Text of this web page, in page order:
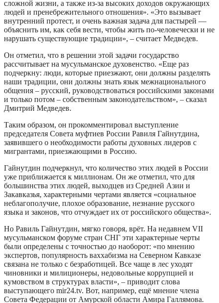
сложной жизни, а также из-за высоких доходов окружающих
людей и пренебрежительного отношения». «Это вызывает
внутренний протест, и очень важная задача для пастырей —
объяснить им, как себя вести, чтобы жить по-человечески и не
нарушать существующие традиции», – считает Медведев.
Он отметил, что в решении этой задачи государство
рассчитывает на мусульманское духовенство. «Еще раз
подчеркну: люди, которые приезжают, они должны разделять
наши традиции, они должны знать язык межнационального
общения – русский, руководствоваться российскими законами
и только потом – собственным законодательством», – сказал
Дмитрий Медведев.
Таким образом, он прокомментировал выступление
председателя Совета муфтиев России Равиля Гайнутдина,
заявившего о необходимости работы духовных лидеров с
мигрантами, приезжающими в Россию.
Гайнутдин подчеркнул, что количество этих людей в России
уже приближается к миллионам. Он же отметил, что для
большинства этих людей, выходцев из Средней Азии и
Закавказья, характерными чертами является «социальное
неблагополучие, плохое образование, незнание русского
языка и законов, что отчуждает их от российского общества».
Но Равиль Гайнутдин, мягко говоря, врёт. На недавнем VII
мусульманском форуме стран СНГ эти характерные черты
были определены с точностью до наоборот: «по мнению
экспертов, популярность ваххабизма на Северном Кавказе
связана не только с безработицей. Все чаще в лес уходят
чиновники и милиционеры, недовольные коррупцией и
кумовством в структурах власти», – приводит слова
выступающего mir24.tv. Вот, например, ещё мнение члена
Совета Федерации от Амурской области Амира Галлямова.